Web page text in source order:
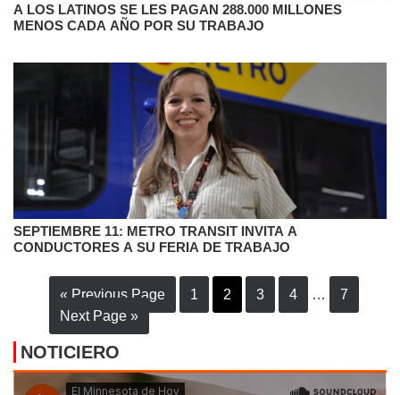
A LOS LATINOS SE LES PAGAN 288.000 MILLONES
MENOS CADA AÑO POR SU TRABAJO
SEPTIEMBRE 11: METRO TRANSIT INVITA A
CONDUCTORES A SU FERIA DE TRABAJO
« Previous Page 1 2 3 4 …
7
Next Page »
NOTICIERO